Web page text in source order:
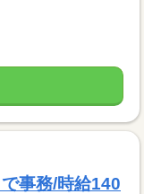
事務/時給140